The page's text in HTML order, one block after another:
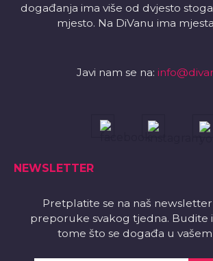
događanja ima više od dvjesto
mjesto. Na DiVanu ima
Javi nam se na:
NEWSLETTER
Pretplatite se na naš
preporuke svakog tjedna. Budite
tome što se događa u